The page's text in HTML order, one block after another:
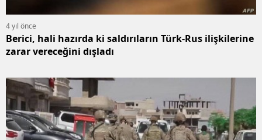
4 yıl önce
Berici, hali hazırda ki saldırıların Türk-Rus ilişkilerine
zarar vereceğini dışladı